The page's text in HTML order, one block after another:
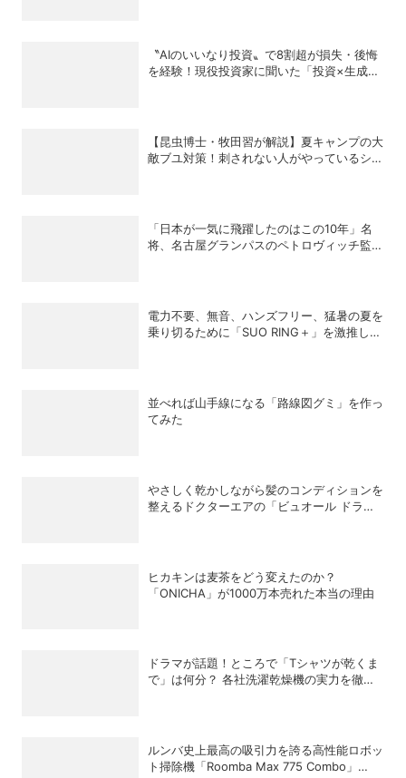
〝AIのいいなり投資〟で8割超が損失・後悔
を経験！現役投資家に聞いた「投資×生成
【昆虫博士・牧田習が解説】夏キャンプの大
敵ブユ対策！刺されない人がやっているシン
「日本が一気に飛躍したのはこの10年」名
将、名古屋グランパスのペトロヴィッチ監督
電力不要、無音、ハンズフリー、猛暑の夏を
乗り切るために「SUO RING＋」を激推しし
並べれば山手線になる「路線図グミ」を作っ
てみた
やさしく乾かしながら髪のコンディションを
整えるドクターエアの「ビュオール ドライ
ヒカキンは麦茶をどう変えたのか？
「ONICHA」が1000万本売れた本当の理由
ドラマが話題！ところで「Tシャツが乾くま
で」は何分？ 各社洗濯乾燥機の実力を徹底
ルンバ史上最高の吸引力を誇る高性能ロボッ
ト掃除機「Roomba Max 775 Combo」